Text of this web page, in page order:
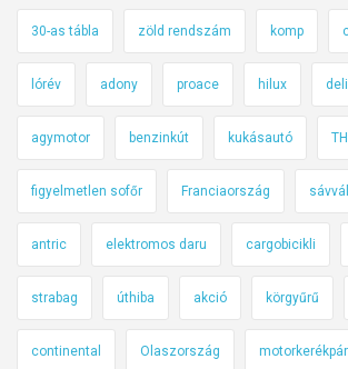
30-as tábla zöld rendszám komp
lórév adony proace hilux
agymotor benzinkút kukásautó
figyelmetlen sofőr Franciaország
antric elektromos daru cargobicikli
strabag úthiba akció körgyűrű
continental Olaszország motorkerékpár